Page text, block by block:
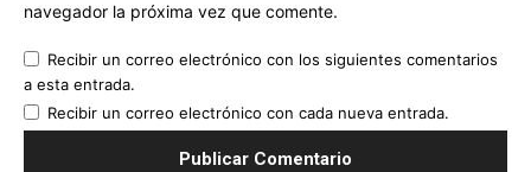
navegador la próxima vez que comente.
Recibir un correo electrónico con los siguientes comentarios
a esta entrada.
Recibir un correo electrónico con cada nueva entrada.